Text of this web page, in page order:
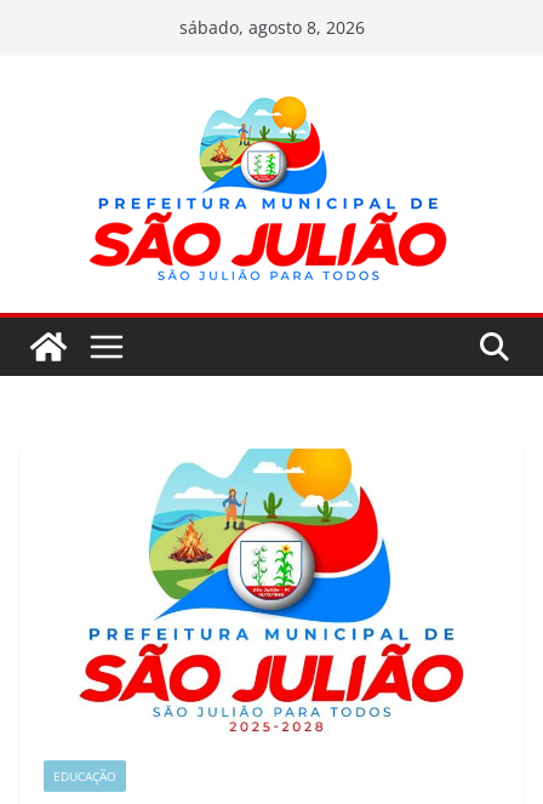
sábado, agosto 8, 2026
EDUCAÇÃO